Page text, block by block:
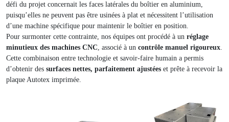
défi du projet concernait les faces latérales du boîtier en aluminium,
puisqu’elles ne peuvent pas être usinées à plat et nécessitent l’utilisation
d’une machine spécifique pour maintenir le boîtier en position.
Pour surmonter cette contrainte, nos équipes ont procédé à un réglage
minutieux des machines CNC, associé à un contrôle manuel rigoureux.
Cette combinaison entre technologie et savoir-faire humain a permis
d’obtenir des surfaces nettes, parfaitement ajustées et prête à recevoir la
plaque Autotex imprimée.